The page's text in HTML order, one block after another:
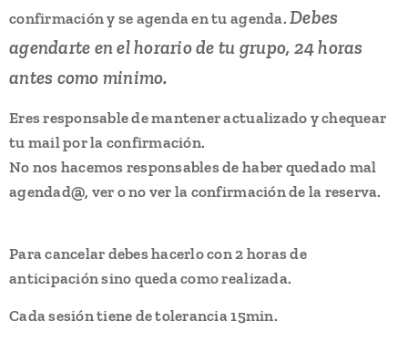
confirmación y se agenda en tu agenda.Debes
agendarte en el horario de tu grupo, 24 horas
antes como minimo.
Eres responsable de mantener actualizado y chequear
tu mail por la confirmación.
No nos hacemos responsables de haber quedado mal
agendad@, ver o no ver la confirmación de la reserva.
Para cancelar debes hacerlo con 2 horas de
anticipación sino queda como realizada.
Cada sesión tiene de tolerancia 15min.